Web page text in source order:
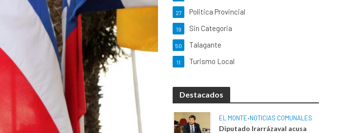
Politica Provincial
27
Sin Categoria
19
Talagante
50
Turismo Local
11
Destacados
EL MONTE•NOTICIAS COMUNALES
Diputado Irarrázaval acusa